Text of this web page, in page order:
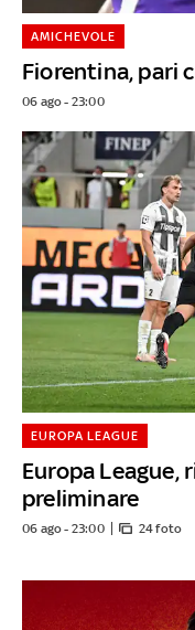
Fiorentina, pari
AMICHEVOLE
06 ago - 23:00
Europa
preliminare
EUROPA LEAGUE
06 ago - 23:00 24 foto